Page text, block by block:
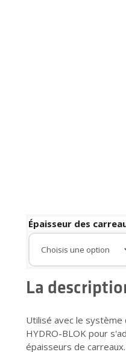
Épaisseur des
La
Utilisé avec le
HYDRO-BLOK pour
épaisseurs de